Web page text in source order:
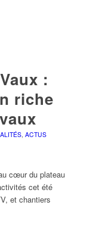
:
riche
, ACTUS
cœur du plateau
cet été
et chantiers